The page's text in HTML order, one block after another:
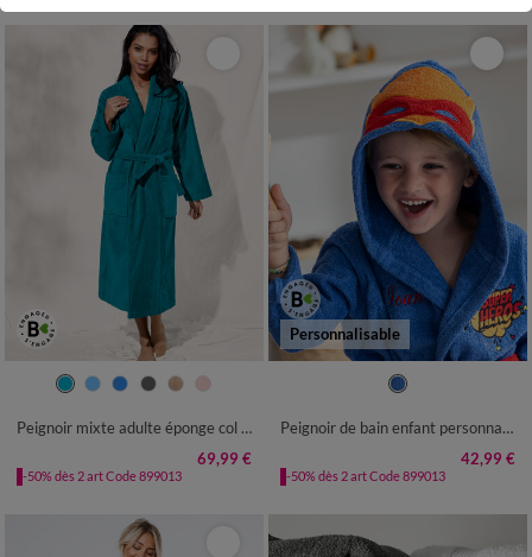
34/36 38/40 42/44
46/48
Peignoir mixte adulte éponge col châle - velours 450 g/m²
69,99 €
-50% dès 2 art Code 899013
Personnalisable
6/8 ANS
Peignoir de bain enfant personnalisable super-héros à capuche
42,99 €
-50% dès 2 art Code 899013